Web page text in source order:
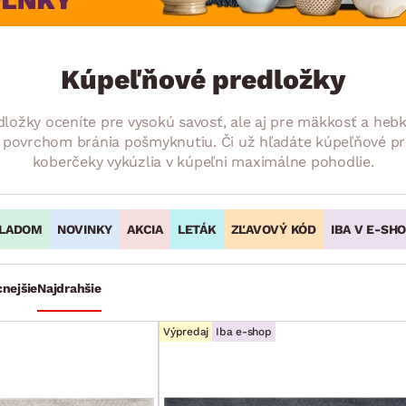
DOMÁCE SPOTREBIČE ZÁHRADNÉ
Kúpeľňové predložky
oceníte pre vysokú savosť, ale aj pre mäkkosť a
bránia pošmyknutiu. Či už hľadáte kúpeľňové
koberčeky vykúzlia v kúpeľni maximálne pohodlie.
NOVINKY AKCIA LETÁK ZĽAVOVÝ KÓD IBA V E-
Najdrahšie
Výpredaj Iba e-shop